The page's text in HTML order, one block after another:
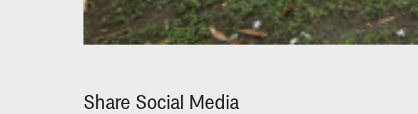
Share Social Media